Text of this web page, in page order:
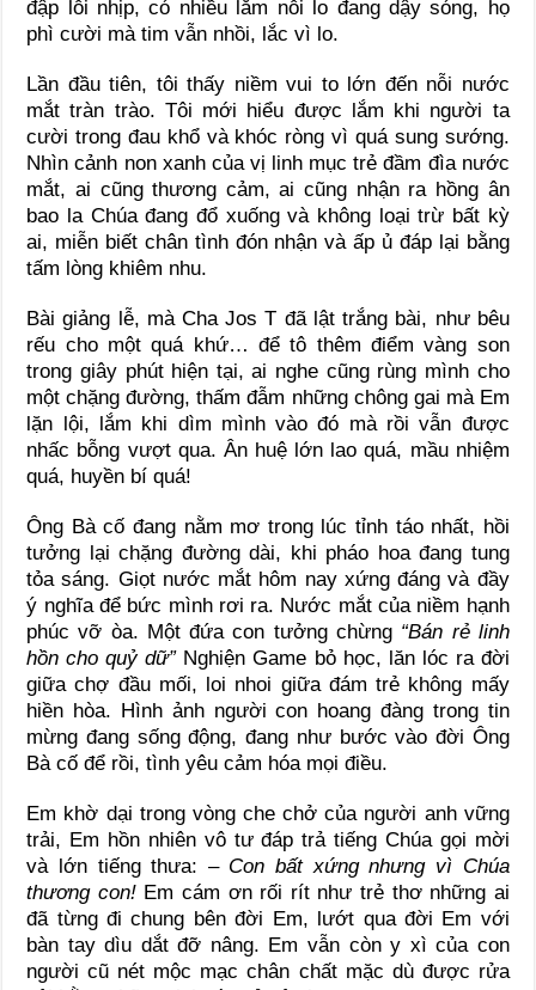
đập lỗi nhịp, có nhiều lắm nỗi lo đang dậy sóng, họ
phì cười mà tim vẫn nhồi, lắc vì lo.
Lần đầu tiên, tôi thấy niềm vui to lớn đến nỗi nước
mắt tràn trào. Tôi mới hiểu được lắm khi người ta
cười trong đau khổ và khóc ròng vì quá sung sướng.
Nhìn cảnh non xanh của vị linh mục trẻ đầm đìa nước
mắt, ai cũng thương cảm, ai cũng nhận ra hồng ân
bao la Chúa đang đổ xuống và không loại trừ bất kỳ
ai, miễn biết chân tình đón nhận và ấp ủ đáp lại bằng
tấm lòng khiêm nhu.
Bài giảng lễ, mà Cha Jos T đã lật trắng bài, như bêu
rếu cho một quá khứ… để tô thêm điểm vàng son
trong giây phút hiện tại, ai nghe cũng rùng mình cho
một chặng đường, thấm đẫm những chông gai mà Em
lặn lội, lắm khi dìm mình vào đó mà rồi vẫn được
nhấc bỗng vượt qua. Ân huệ lớn lao quá, mầu nhiệm
quá, huyền bí quá!
Ông Bà cố đang nằm mơ trong lúc tỉnh táo nhất, hồi
tưởng lại chặng đường dài, khi pháo hoa đang tung
tỏa sáng. Giọt nước mắt hôm nay xứng đáng và đầy
ý nghĩa để bức mình rơi ra. Nước mắt của niềm hạnh
phúc vỡ òa. Một đứa con tưởng chừng “Bán rẻ linh
hồn cho quỷ dữ”Nghiện Game bỏ học, lăn lóc ra đời
giữa chợ đầu mối, loi nhoi giữa đám trẻ không mấy
hiền hòa. Hình ảnh người con hoang đàng trong tin
mừng đang sống động, đang như bước vào đời Ông
Bà cố để rồi, tình yêu cảm hóa mọi điều.
Em khờ dại trong vòng che chở của người anh vững
trải, Em hồn nhiên vô tư đáp trả tiếng Chúa gọi mời
và lớn tiếng thưa: – Con bất xứng nhưng vì Chúa
thương con!Em cám ơn rối rít như trẻ thơ những ai
đã từng đi chung bên đời Em, lướt qua đời Em với
bàn tay dìu dắt đỡ nâng. Em vẫn còn y xì của con
người cũ nét mộc mạc chân chất mặc dù được rửa